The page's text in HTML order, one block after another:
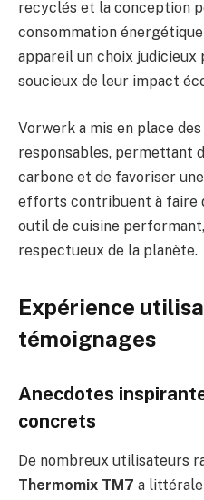
recyclés et la conception
consommation
appareil un choix judicieux
soucieux de leur impact
Vorwerk a mis en place
responsables, permettant
carbone et de favoriser
efforts contribuent à faire
outil de cuisine
respectueux de la planète.
Expérience
témoignages
Anecdotes
concrets
De nombreux utilisateurs
Thermomix TM7 a